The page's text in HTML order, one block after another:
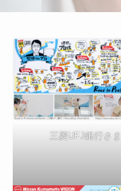
三菱UFJ銀行さま